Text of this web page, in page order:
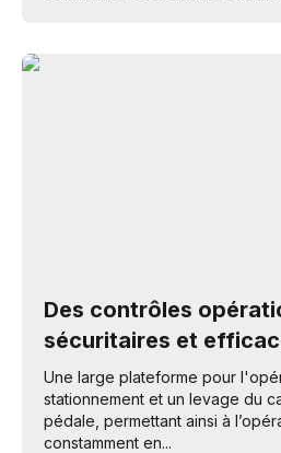
Des contrôles
sécuritaires et
Une large plateforme pour
stationnement et un levage du
pédale, permettant ainsi à
constamment en...